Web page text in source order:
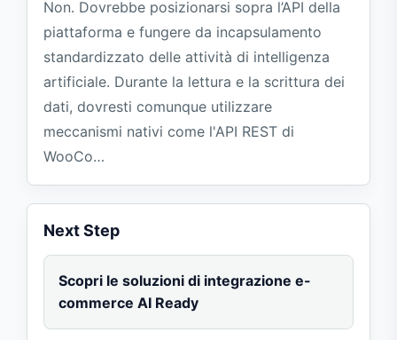
Non. Dovrebbe posizionarsi sopra l’API della
piattaforma e fungere da incapsulamento
standardizzato delle attività di intelligenza
artificiale. Durante la lettura e la scrittura dei
dati, dovresti comunque utilizzare
meccanismi nativi come l'API REST di
WooCo…
Next Step
Scopri le soluzioni di integrazione e-
commerce AI Ready